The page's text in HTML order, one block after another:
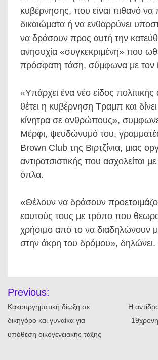
κυβέρνησης, που είναι πιθανό να
δικαιώματα ή να ενθαρρύνει
να δράσουν προς αυτή την
ανησυχία «συγκεκριμένη» που
πρόσφατη τάση, σύμφωνα με τον
«Υπάρχει ένα νέο είδος
θέτει η κυβέρνηση Τραμπ και
κίνητρα σε ανθρώπους»,
Μέρφι, ψευδώνυμό του,
Brown Club της Βιρτζίνια, μιας
αντιρατσιστικής που ασχολείται
όπλα.
«Θέλουν να δράσουν
εαυτούς τους με τρόπο που
χρήσιμο από το να διαδηλώνουν
στην άκρη του δρόμου», δηλώνει.
άρθρων
Previous:
Κακουργηματική δίωξη σε
δικηγόρο και γυναίκα για
υπόθεση οικογενειακής τάξης
Η